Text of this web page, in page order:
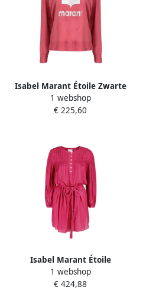
Isabel Marant Étoile Zwarte
linnen longsleeve logoshirt
Pink Dames
1 webshop
€ 225,60
Isabel Marant Étoile
Stijlvolle Adeliani Jurk Pink
Dames
1 webshop
€ 424,88